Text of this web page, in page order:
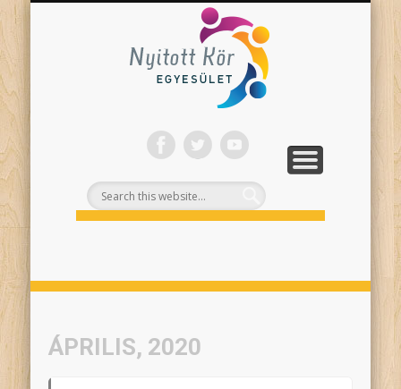
SZÍNHÁZI NEVELÉS
ONLINE PROGRAMJAINK
FELNŐTTEKNEK
PROJEKTEK
RÓLUNK
TÁMOGASS!
ÁPRILIS, 2020